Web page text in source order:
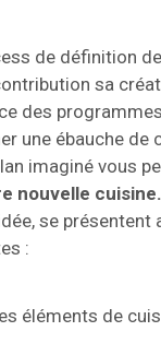
de définition
sa
des
une ébauche de
imaginé vous
nouvelle cuisine.
se présentent
:
éléments de